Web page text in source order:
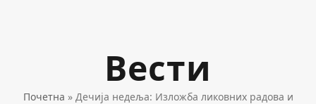
Вести
Почетна » Дечија недеља: Изложба ликовних радова и